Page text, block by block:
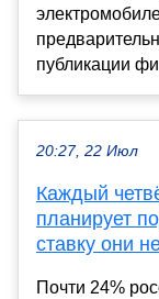
публикации
20:27, 22 Июл
Каждый
планирует
ставку они
Почти 24%